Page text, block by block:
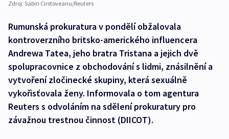
Zdroj: Sabin Cirstoveanu/Reuters
Rumunská prokuratura v pondělí obžalovala
kontroverzního britsko-amerického influencera
Andrewa Tatea, jeho bratra Tristana a jejich dvě
spolupracovnice z obchodování s lidmi, znásilnění a
vytvoření zločinecké skupiny, která sexuálně
vykořisťovala ženy. Informovala o tom agentura
Reuters s odvoláním na sdělení prokuratury pro
závažnou trestnou činnost (DIICOT).